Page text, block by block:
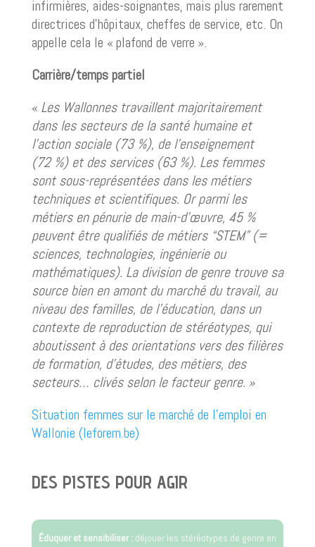
infirmières, aides-soignantes, mais plus rarement
directrices d’hôpitaux, cheffes de service, etc. On
appelle cela le « plafond de verre ».
Carrière/temps partiel
« Les Wallonnes travaillent majoritairement
dans les secteurs de la santé humaine et
l’action sociale (73 %), de l’enseignement
(72 %) et des services (63 %). Les femmes
sont sous-représentées dans les métiers
techniques et scientifiques. Or parmi les
métiers en pénurie de main-d’œuvre, 45 %
peuvent être qualifiés de métiers “STEM” (=
sciences, technologies, ingénierie ou
mathématiques). La division de genre trouve sa
source bien en amont du marché du travail, au
niveau des familles, de l’éducation, dans un
contexte de reproduction de stéréotypes, qui
aboutissent à des orientations vers des filières
de formation, d’études, des métiers, des
secteurs… clivés selon le facteur genre. »
Situation femmes sur le marché de l’emploi en
Wallonie (leforem.be)
DES PISTES POUR AGIR
Éduquer et sensibiliser :déjouer les stéréotypes de genre en